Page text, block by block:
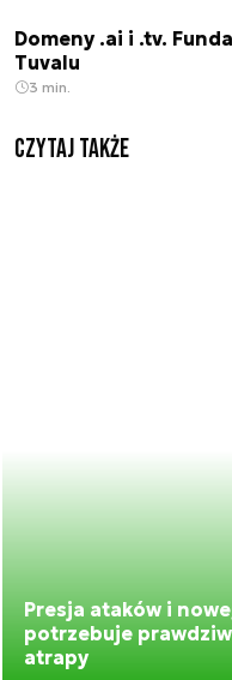
Domeny .ai i .tv.
Tuvalu
3 min.
Czytaj także
Presja ataków i
potrzebuje
atrapy